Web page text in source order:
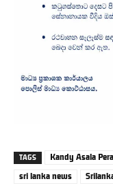
TAGS Kandy Asala
sri lanka news